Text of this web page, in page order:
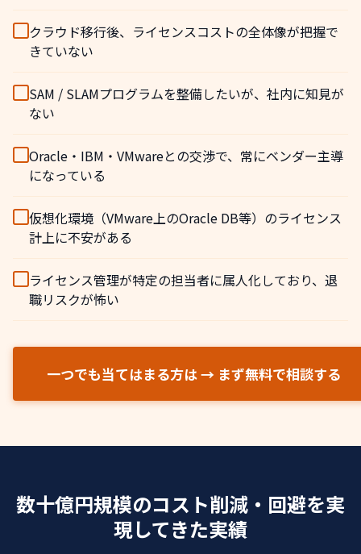
クラウド移行後、ライセンスコストの全体像が把握で
きていない
SAM / SLAMプログラムを整備したいが、社内に知見が
ない
Oracle・IBM・VMwareとの交渉で、常にベンダー主導
になっている
仮想化環境（VMware上のOracle DB等）のライセンス
計上に不安がある
ライセンス管理が特定の担当者に属人化しており、退
職リスクが怖い
一つでも当てはまる方は → まず無料で相談する
数十億円規模のコスト削減・回避を実
現してきた実績